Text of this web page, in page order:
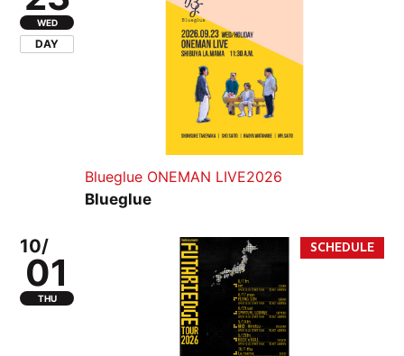
WED
DAY
Blueglue ONEMAN LIVE2026
Blueglue
10/
01
THU